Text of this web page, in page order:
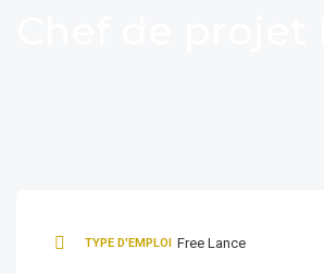
TYPE D'EMPLOI Free Lance